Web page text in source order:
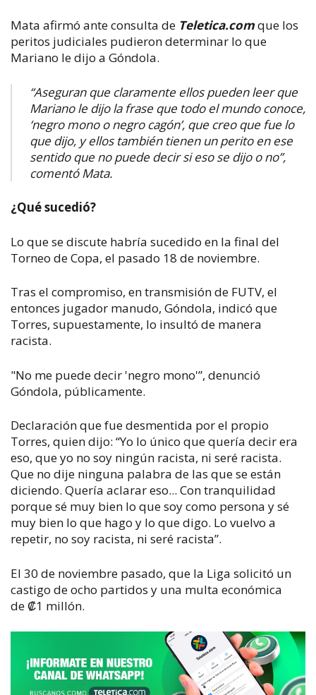
Mata afirmó ante consulta de Teletica.comque los
peritos judiciales pudieron determinar lo que
Mariano le dijo a Góndola.
“Aseguran que claramente ellos pueden leer que
Mariano le dijo la frase que todo el mundo conoce,
‘negro mono o negro cagón’, que creo que fue lo
que dijo, y ellos también tienen un perito en ese
sentido que no puede decir si eso se dijo o no”,
comentó Mata.
¿Qué sucedió?
Lo que se discute habría sucedido en la final del
Torneo de Copa, el pasado 18 de noviembre.
Tras el compromiso, en transmisión de FUTV, el
entonces jugador manudo, Góndola, indicó que
Torres, supuestamente, lo insultó de manera
racista.
"No me puede decir 'negro mono'”, denunció
Góndola, públicamente.
Declaración que fue desmentida por el propio
Torres, quien dijo: “Yo lo único que quería decir era
eso, que yo no soy ningún racista, ni seré racista.
Que no dije ninguna palabra de las que se están
diciendo. Quería aclarar eso... Con tranquilidad
porque sé muy bien lo que soy como persona y sé
muy bien lo que hago y lo que digo. Lo vuelvo a
repetir, no soy racista, ni seré racista”.
El 30 de noviembre pasado, que la Liga solicitó un
castigo de ocho partidos y una multa económica
de ₡1 millón.